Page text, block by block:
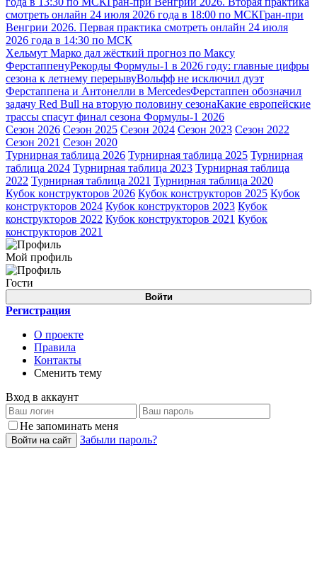
смотреть онлайн 24 июля 2026 года в 18:00 по МСКГран-при
Венгрии 2026. Первая практика смотреть онлайн 24 июля
2026 года в 14:30 по МСК
Хельмут Марко дал жёсткий прогноз по Максу
ФерстаппенуРекорды Формулы-1 в 2026 году: главные цифры
сезона к летнему перерывуВольфф не исключил дуэт
Ферстаппена и Антонелли в MercedesФерстаппен обозначил
задачу Red Bull на вторую половину сезонаКакие европейские
трассы спасут финал сезона Формулы-1 2026
Сезон 2026 Сезон 2025 Сезон 2024 Сезон 2023 Сезон 2022
Сезон 2021 Сезон 2020
Турнирная таблица 2026 Турнирная таблица 2025 Турнирная
таблица 2024 Турнирная таблица 2023 Турнирная таблица
2022 Турнирная таблица 2021 Турнирная таблица 2020
Кубок конструкторов 2026 Кубок конструкторов 2025 Кубок
конструкторов 2024 Кубок конструкторов 2023 Кубок
конструкторов 2022 Кубок конструкторов 2021 Кубок
конструкторов 2021
Мой профиль
Гости
Войти
Регистрация
О проекте
Правила
Контакты
Сменить тему
Вход в аккаунт
Не запоминать меня
Войти на сайт Забыли пароль?